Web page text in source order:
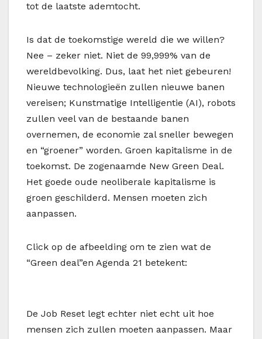
tot de laatste ademtocht.
Is dat de toekomstige wereld die we willen?
Nee – zeker niet. Niet de 99,999% van de
wereldbevolking. Dus, laat het niet gebeuren!
Nieuwe technologieën zullen nieuwe banen
vereisen; Kunstmatige Intelligentie (AI), robots
zullen veel van de bestaande banen
overnemen, de economie zal sneller bewegen
en “groener” worden. Groen kapitalisme in de
toekomst. De zogenaamde New Green Deal.
Het goede oude neoliberale kapitalisme is
groen geschilderd. Mensen moeten zich
aanpassen.
Click op de afbeelding om te zien wat de
“Green deal”en Agenda 21 betekent:
De Job Reset legt echter niet echt uit hoe
mensen zich zullen moeten aanpassen. Maar